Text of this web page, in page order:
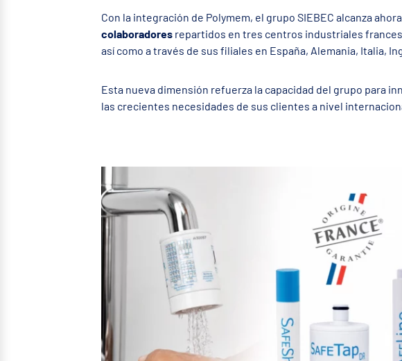
Con la integración de Polymem, el grupo SIEBEC alcanza ahora
colaboradores repartidos en tres centros industriales
así como a través de sus filiales en España, Alemania, Italia,
Esta nueva dimensión refuerza la capacidad del grupo para
las crecientes necesidades de sus clientes a nivel